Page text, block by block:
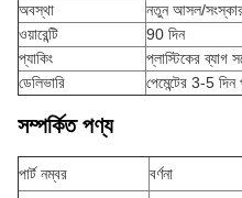
অবস্থা
নতুন আসল/সংস্কার
ওয়ারেন্টি
90 দিন
প্যাকিং
প্লাস্টিকের ব্যাগ
ডেলিভারি
পেমেন্টের 3-5 দিন
সম্পর্কিত পণ্য
পার্ট নম্বর
বর্ণনা